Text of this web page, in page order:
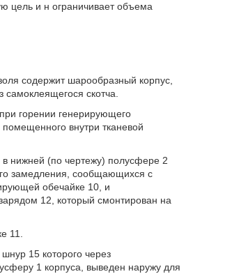
цель и н ограничивает объема
содержит шарообразный корпус,
скотча.
горении генерирующего
внутри тканевой
нижней (по чертежу) полусфере 2
замедления, сообщающихся с
обечайке 10, и
12, который смонтирован на
11.
15 которого через
1 корпуса, выведен наружу для